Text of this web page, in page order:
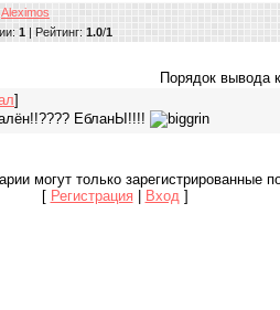
Aleximos
: 1 Рейтинг: 1.0/1
Порядок вывода
]
ЕбланЫ!!!!
могут только зарегистрированные
[ Регистрация Вход]